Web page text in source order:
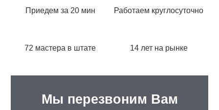
Приедем за 20 мин Работаем круглосуточно
72 мастера в штате 14 лет на рынке
Мы перезвоним Вам